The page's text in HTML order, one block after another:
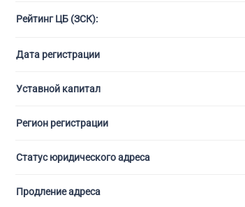
Рейтинг ЦБ (ЗСК):
Дата регистрации
Уставной капитал
Регион регистрации
Статус юридического адреса
Продление адреса